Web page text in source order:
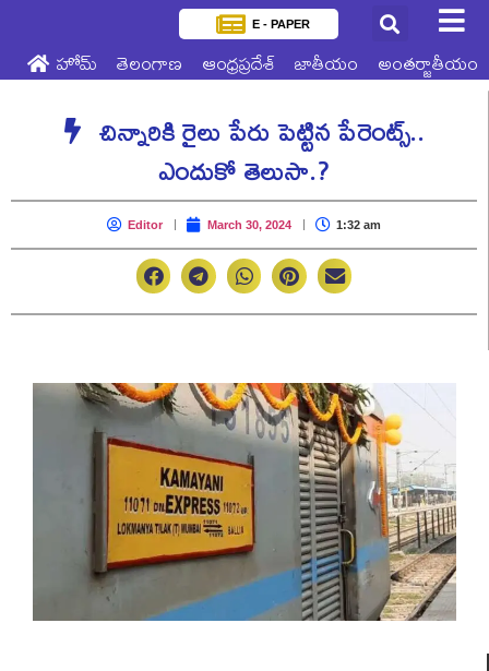
E - PAPER
హోమ్ తెలంగాణ ఆంధ్రప్రదేశ్ జాతీయం అంతర్జాతీయం
చిన్నారికి రైలు పేరు పెట్టిన పేరెంట్స్‌..
ఎందుకో తెలుసా.?
Editor March 30, 2024 1:32 am